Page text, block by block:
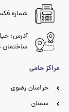
شماره فکس:
آدرس:
ساختمان ساعی
مراکز حامی
خراسان رضوی
سمنان